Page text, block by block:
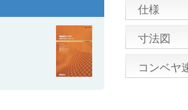
仕様
寸法図
コンベヤ